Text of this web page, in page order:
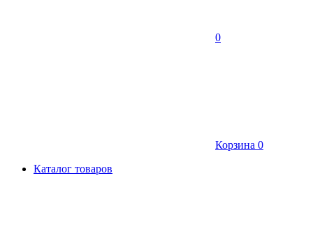
0
Корзина 0
Каталог товаров